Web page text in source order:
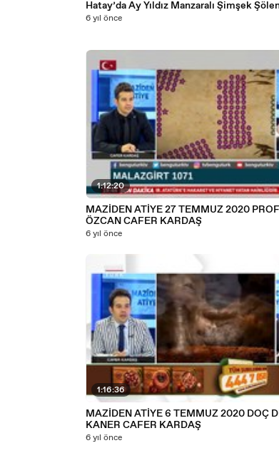
Hatay’da Ay Yıldız Manzaralı Şimşek
6 yıl önce
1:12:20
MAZİDEN ATİYE 27 TEMMUZ 2020
ÖZCAN CAFER KARDAŞ
6 yıl önce
1:16:36
MAZİDEN ATİYE 6 TEMMUZ 2020 DOÇ
KANER CAFER KARDAŞ
6 yıl önce